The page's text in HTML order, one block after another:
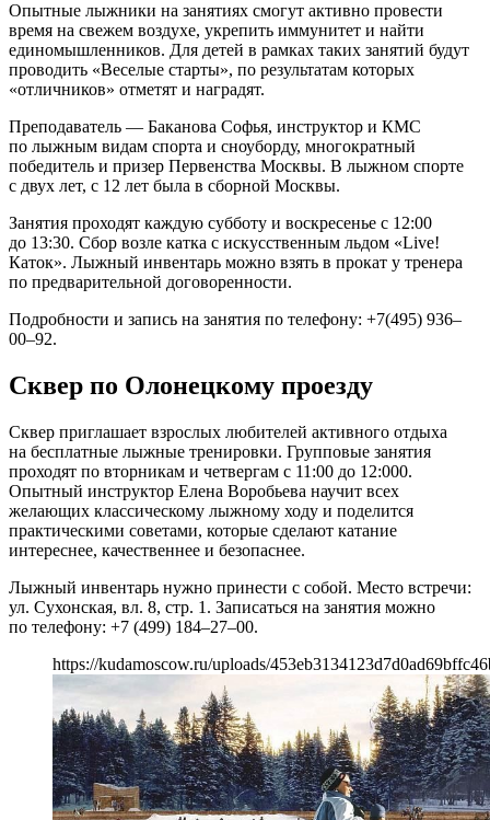
Опытные лыжники на занятиях смогут активно провести
время на свежем воздухе, укрепить иммунитет и найти
единомышленников. Для детей в рамках таких занятий будут
проводить «Веселые старты», по результатам которых
«отличников» отметят и наградят.
Преподаватель — Баканова Софья, инструктор и КМС
по лыжным видам спорта и сноуборду, многократный
победитель и призер Первенства Москвы. В лыжном спорте
с двух лет, с 12 лет была в сборной Москвы.
Занятия проходят каждую субботу и воскресенье с 12:00
до 13:30. Сбор возле катка с искусственным льдом «Live!
Каток». Лыжный инвентарь можно взять в прокат у тренера
по предварительной договоренности.
Подробности и запись на занятия по телефону: +7(495) 936–
00–92.
Сквер по Олонецкому проезду
Сквер приглашает взрослых любителей активного отдыха
на бесплатные лыжные тренировки. Групповые занятия
проходят по вторникам и четвергам с 11:00 до 12:000.
Опытный инструктор Елена Воробьева научит всех
желающих классическому лыжному ходу и поделится
практическими советами, которые сделают катание
интереснее, качественнее и безопаснее.
Лыжный инвентарь нужно принести с собой. Место встречи:
ул. Сухонская, вл. 8, стр. 1. Записаться на занятия можно
по телефону: +7 (499) 184–27–00.
https://kudamoscow.ru/uploads/